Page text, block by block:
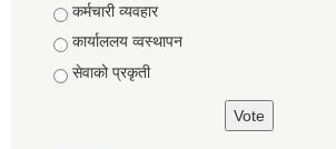
Choices
कर्मचारी व्यवहार
कार्याललय व्वस्थापन
सेवाको प्रकृती